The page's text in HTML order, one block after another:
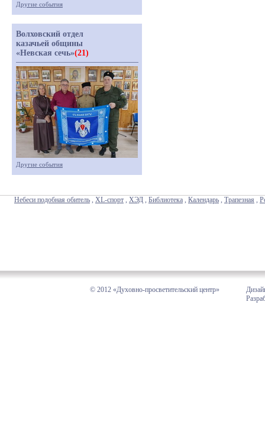
Другие события
Волховский отдел
казачьей общины
«Невская сечь»(21)
Другие события
Небеси подобная обитель , XL-спорт , ХЭД , Библиотека , Календарь , Трапезная ,
© 2012 «Духовно-просветительский центр»